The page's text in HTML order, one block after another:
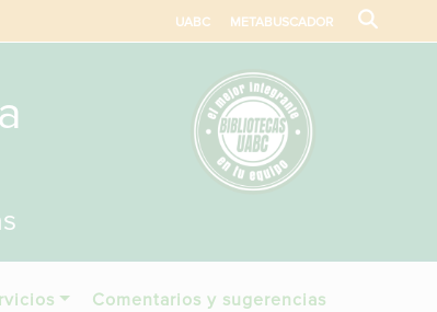
UABC METABUSCADOR
Comentarios y sugerencias